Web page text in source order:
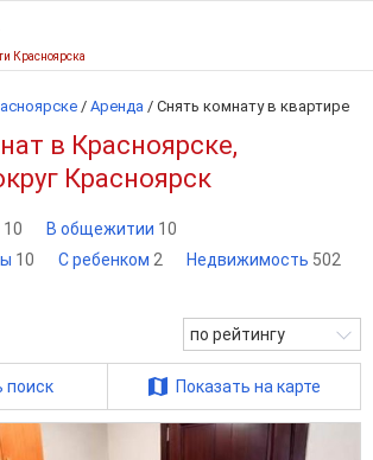
Красноярска
/ Аренда / Снять комнату в квартире
в Красноярске,
Красноярск
10 В общежитии 10
10 С ребенком 2 Недвижимость 502
по рейтингу
поиск Показать на карте